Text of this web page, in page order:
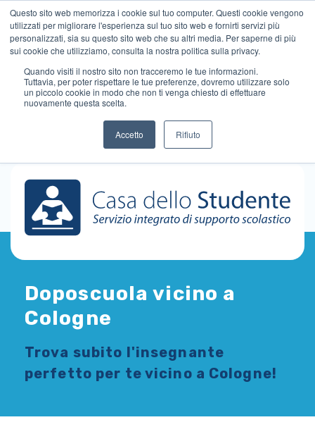
Questo sito web memorizza i cookie sul tuo computer. Questi cookie vengono
utilizzati per migliorare l'esperienza sul tuo sito web e fornirti servizi più
personalizzati, sia su questo sito web che su altri media. Per saperne di più
sui cookie che utilizziamo, consulta la nostra politica sulla privacy.
Quando visiti il ​​nostro sito non tracceremo le tue informazioni.
Tuttavia, per poter rispettare le tue preferenze, dovremo utilizzare solo
un piccolo cookie in modo che non ti venga chiesto di effettuare
nuovamente questa scelta.
Accetto Rifiuto
Doposcuola vicino a
Cologne
Trova subito l'insegnante
perfetto per te vicino a Cologne!